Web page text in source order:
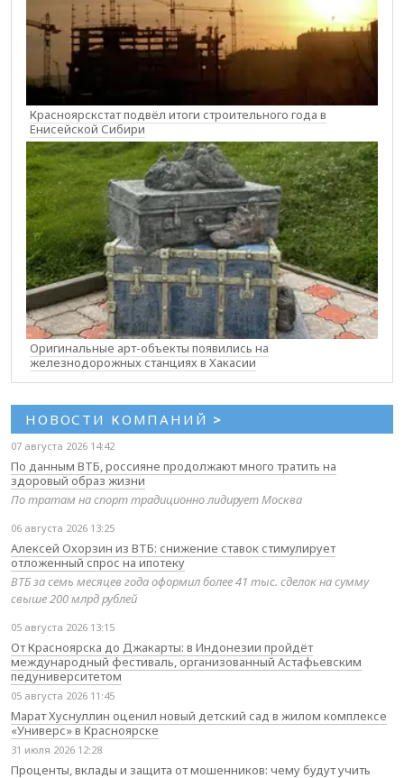
Красноярскстат подвёл итоги строительного года в
Енисейской Сибири
Оригинальные арт-объекты появились на
железнодорожных станциях в Хакасии
НОВОСТИ КОМПАНИЙ >
07 августа 2026 14:42
По данным ВТБ, россияне продолжают много тратить на
здоровый образ жизни
По тратам на спорт традиционно лидирует Москва
06 августа 2026 13:25
Алексей Охорзин из ВТБ: снижение ставок стимулирует
отложенный спрос на ипотеку
ВТБ за семь месяцев года оформил более 41 тыс. сделок на сумму
свыше 200 млрд рублей
05 августа 2026 13:15
От Красноярска до Джакарты: в Индонезии пройдёт
международный фестиваль, организованный Астафьевским
педуниверситетом
05 августа 2026 11:45
Марат Хуснуллин оценил новый детский сад в жилом комплексе
«Универс» в Красноярске
31 июля 2026 12:28
Проценты, вклады и защита от мошенников: чему будут учить